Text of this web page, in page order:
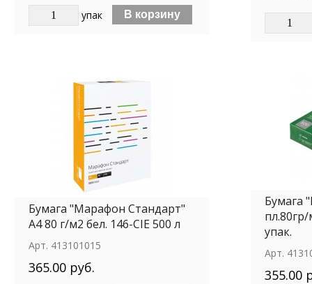
упак
Бумага "Марафон Стандарт"
А4 80 г/м2 бел. 146-CIE 500 л
Арт. 413101015
365.00 руб.
Бумага
упак.
Арт.
355.00